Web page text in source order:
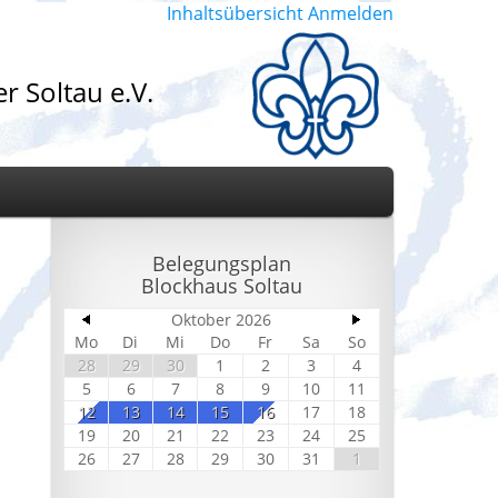
Inhaltsübersicht Anmelden
Soltau e.V.
Belegungsplan
Blockhaus Soltau
Oktober 2026
Mo
Di Mi Do Fr Sa
So
28
29 30 1 2 3
4
5
6 7 8 9 10
11
12
13 14 15 16 17
18
19
20 21 22 23 24
25
26
27 28 29 30 31 1